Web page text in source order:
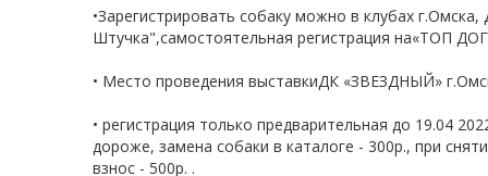
•Зарегистрировать собаку можно в клубах
Штучка",самостоятельная регистрация на«ТОП
• Место проведения выставкиДК «ЗВЕЗДНЫЙ»
• регистрация только предварительная до 19.04
дороже, замена собаки в каталоге - 300р., при
взнос - 500р. .